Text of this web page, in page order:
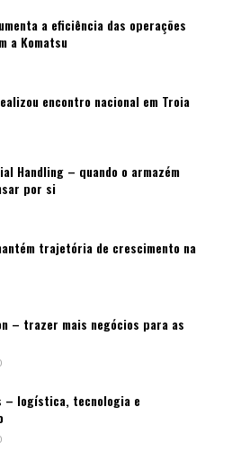
a eficiência das operações
a Komatsu
encontro nacional em Troia
Handling – quando o armazém
por si
trajetória de crescimento na
– trazer mais negócios para as
– logística, tecnologia e